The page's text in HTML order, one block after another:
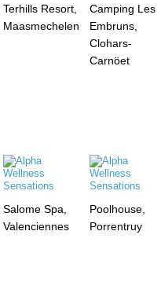
Terhills Resort,
Maasmechelen
Camping Les
Embruns,
Clohars-
Carnöet
Salome Spa,
Valenciennes
Poolhouse,
Porrentruy